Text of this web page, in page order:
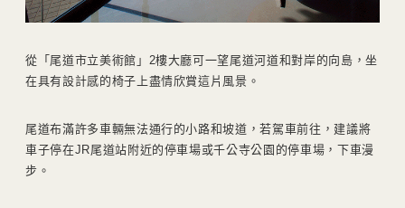
從「尾道市立美術館」2樓大廳可一望尾道河道和對岸的向島，坐
在具有設計感的椅子上盡情欣賞這片風景。
尾道布滿許多車輛無法通行的小路和坡道，若駕車前往，建議將
車子停在JR尾道站附近的停車場或千公寺公園的停車場，下車漫
步。